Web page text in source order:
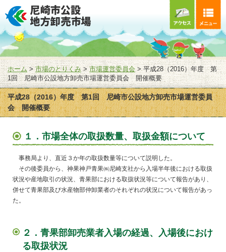
ホーム>市場のとりくみ>市場運営委員会> 平成28（2016）年度 第
1回 尼崎市公設地方卸売市場運営委員会 開催概要
平成28（2016）年度 第1回 尼崎市公設地方卸売市場運営委員
会 開催概要
１．市場全体の取扱数量、取扱金額について
事務局より、直近３か年の取扱数量等について説明した。
その後委員から、神果神戸青果㈱尼崎支社から入場半年後における取扱
状況や産地取引の状況、青果部における取扱状況等について報告があり、
併せて青果部及び水産物部仲卸業者のそれぞれの状況について報告があっ
た。
２．青果部卸売業者入場の経過、入場後におけ
る取扱状況